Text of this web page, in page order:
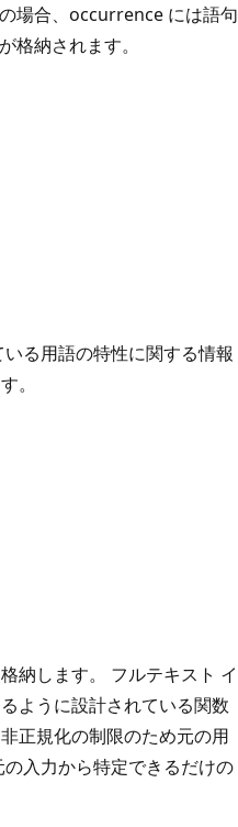
場合、occurrence には語句
納されます。
る用語の特性に関する情報
。
納します。 フルテキスト イ
ように設計されている関数
正規化の制限のため元の用
入力から特定できるだけの